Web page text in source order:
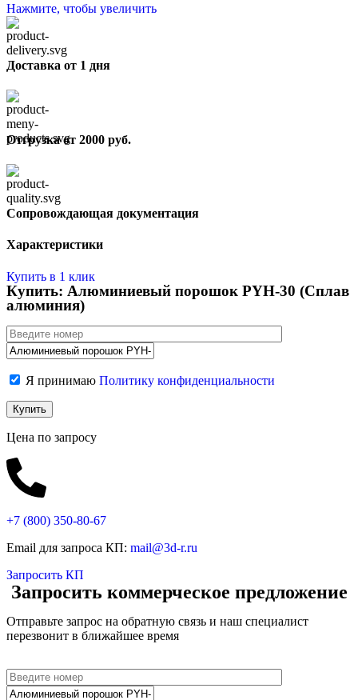
Нажмите, чтобы увеличить
Доставка от 1 дня
Отгрузка от 2000 руб.
Сопровождающая документация
Характеристики
Купить в 1 клик
Купить: Алюминиевый порошок PYH-30 (Сплав
алюминия)
Я принимаю Политику конфиденциальности
Цена по запросу
+7 (800) 350-80-67
Email для запроса КП: mail@3d-r.ru
Запросить КП
Запросить коммерческое предложение
Отправьте запрос на обратную связь и наш специалист
перезвонит в ближайшее время